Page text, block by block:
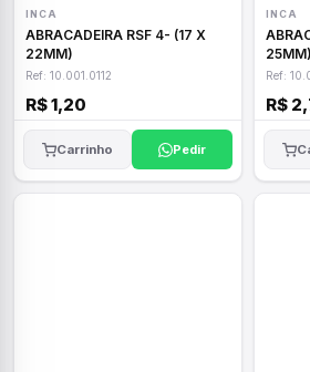
INCA
ABRACADEIRA RSF 4- (17 X
22MM)
Ref: 10.001.0112
R$ 1,20
Carrinho Pedir
INCA
25MM)
Ref:
R$